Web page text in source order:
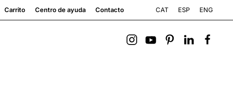
Carrito Centro de ayuda Contacto CAT ESP ENG